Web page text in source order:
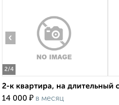
2/4
‹
2-к квартира, на длительный
14 000 ₽ в месяц